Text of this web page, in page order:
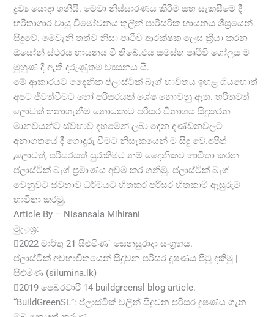
ද්‍රව්‍ය යොදා ගනියි. මේවා නිස්සාරණය කිරීම සහ සැකසීමේ දී
හරිතාගාර වායු විමෝචනය තුලින් පාරිසරික හායනය ශීඝ්‍රයෙන්
සිදුවේ. මෙවැනි තත්ව නිසා පෘථිවි ආරක්ෂක ලෙස ක්‍රියා කරන
ඕසෝන් ස්ථරය හායනය වී තිබේ.එය සමස්ත පෘථිවි ගෝලය ම
මුහුණ දී ඇති දරුණුතම ව්‍යසනය යි.
මේ ආකාරයට දෛනික ප්ලාස්ටික් බෑග් භාවිතය ඉහළ ගියහොත්
අපට ජීවත්වීමට හෝ පරිසරයක් ශේෂ නොවනු ඇත. හරිතවත්
ලොවක් තනාගැනීම නොකොට පරිසර විනාශය සිදුකරන
මානවයන්ට ස්වභාව දහමෙන් ලබා දෙන දණ්ඩනවලට
අනාගතයේ දී ගොදුරු වීමට නිසැකයෙන් ම සිදු වේ.අපිත්
,ලොවත්, පරිසරයත් සුරැකීමට නම් දෛනිකව භාවිතා කරන
ප්ලාස්ටික් බෑග් ප්‍රමාණය අවම කර ගනිමු. ප්ලාස්ටික් බෑග්
වෙනුවට ස්වභාව ධර්මයට හිතකර පරිසර හිතකාමී ඇසුරුම්
භාවිතා කරමු.
Article By – Nisansala Mihirani
මුලාශ්‍ර:
2022 මාර්තු 21 සිළුමිණ` සෙනසුරාදා සංග්‍රහය.
ප්ලාස්ටික් අවභාවිතයෙන් සිදුවන පරිසර දූෂණය පිටු දකිමු |
සිළුමිණ (silumina.lk)
2019 පෙබරවාරි 14 buildgreensl blog article.
“BuildGreenSL”: ප්ලාස්ටික් වලින් සිදුවන පරිසර දූෂණය ගැන